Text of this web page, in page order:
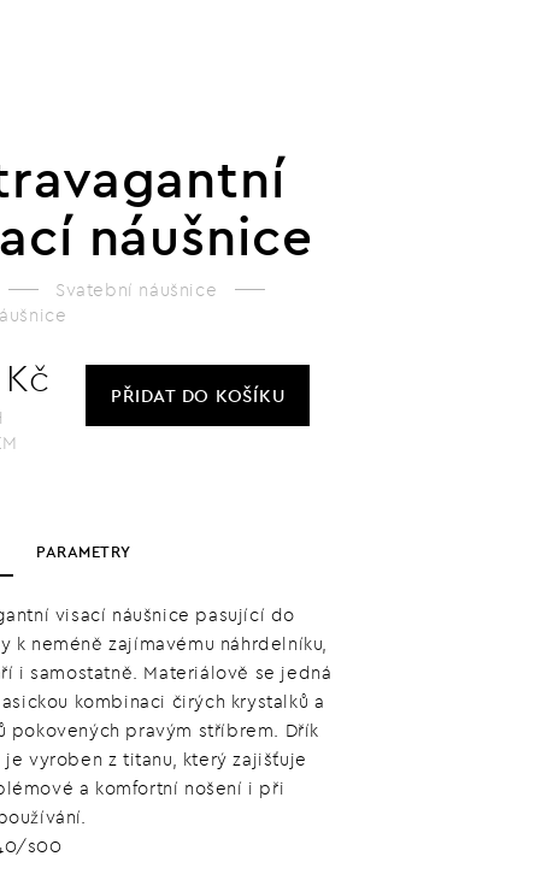
náušnice
Svatební náušnice
PŘIDATDO KOŠÍKU
PARAMETRY
visací náušnice pasující do
k neméně zajímavému náhrdelníku,
i samostatně. Materiálově se jedná
kombinaci čirých krystalků a
pokovených pravým stříbrem. Dřík
je vyroben z titanu, který zajišťuje
a komfortní nošení i při
s00